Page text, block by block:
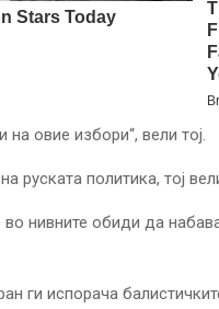
овие избори“, вели тој.
руската политика, тој
нивните обиди да
ги испорача